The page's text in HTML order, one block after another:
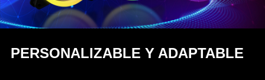
PERSONALIZABLE Y ADAPTABLE